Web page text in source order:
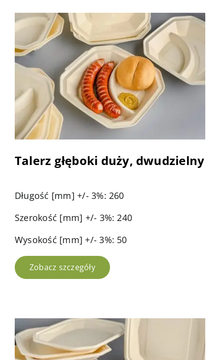
Talerz głęboki duży, dwudzielny
Długość [mm] +/- 3%: 260
Szerokość [mm] +/- 3%: 240
Wysokość [mm] +/- 3%: 50
Zobacz szczegóły